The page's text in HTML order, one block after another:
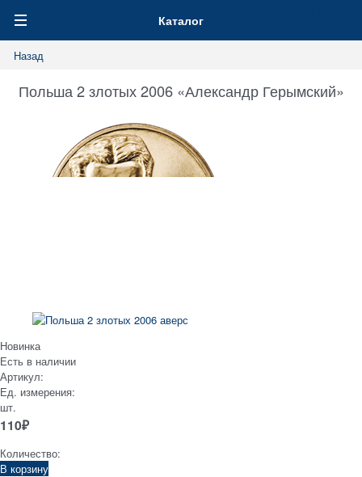
Каталог
Назад
Польша 2 злотых 2006 «Александр Герымский»
Новинка
Есть в наличии
Артикул:
Ед. измерения:
шт.
110₽
Количество:
В корзину